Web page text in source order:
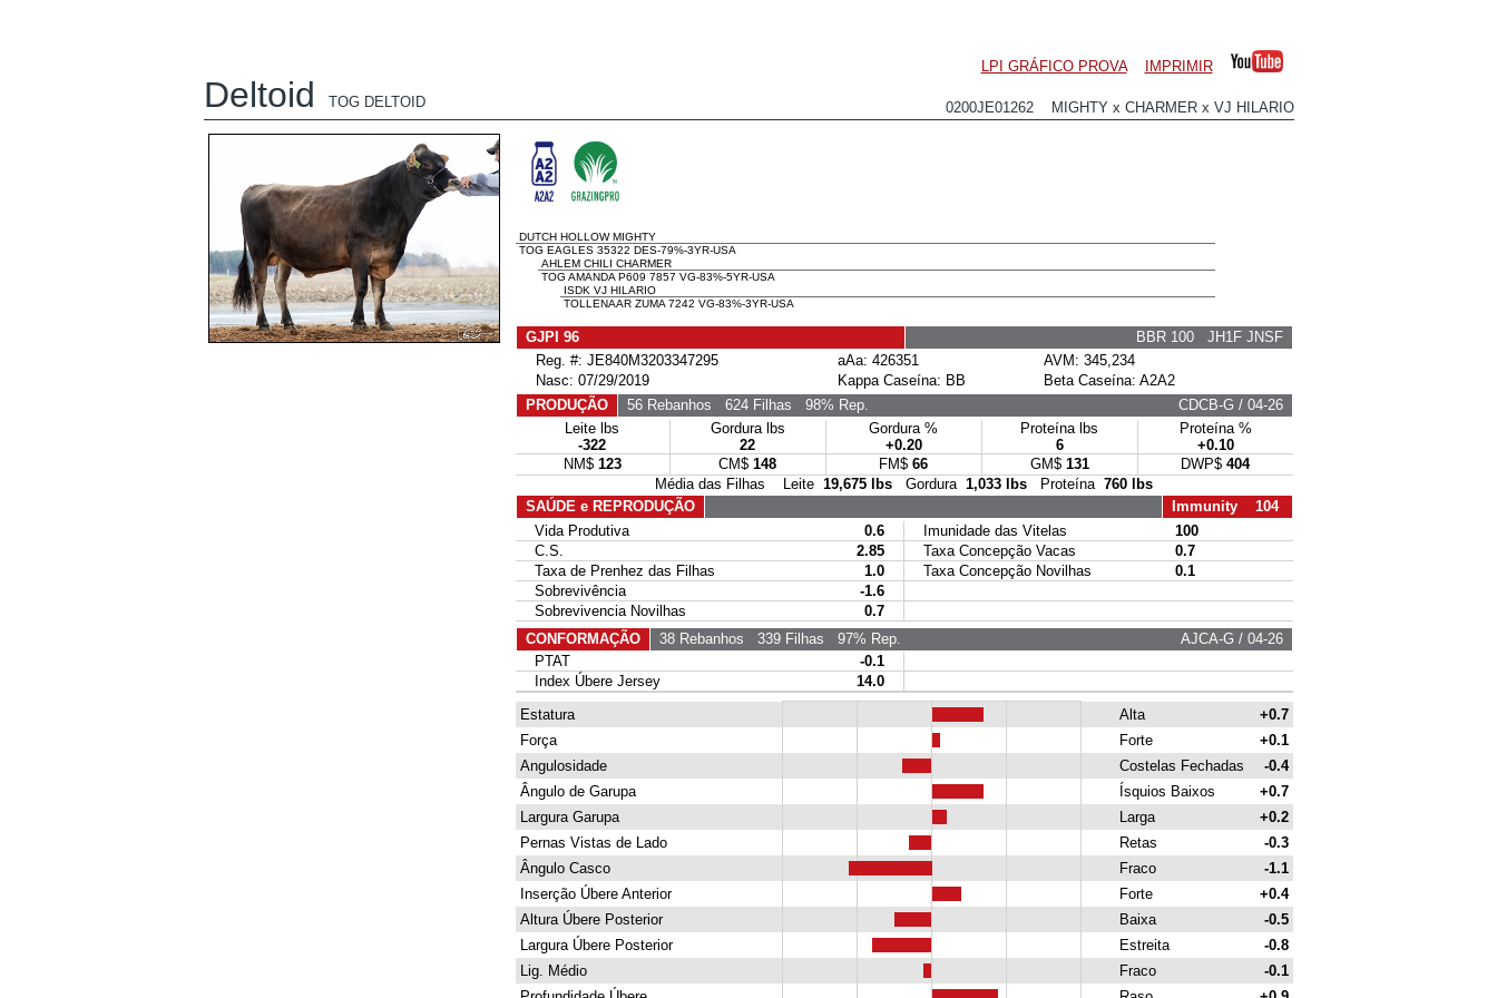
LPI GRÁFICO PROVA IMPRIMIR
Deltoid TOG DELTOID 0200JE01262 MIGHTY x CHARMER x VJ HILARIO
DUTCH HOLLOW MIGHTY
TOG EAGLES 35322 DES-79%-3YR-USA
AHLEM CHILI CHARMER
TOG AMANDA P609 7857 VG-83%-5YR-USA
ISDK VJ HILARIO
TOLLENAAR ZUMA 7242 VG-83%-3YR-USA
GJPI 96
BBR 100 JH1F JNSF
Reg. #: JE840M3203347295
aAa: 426351
AVM: 345,234
Nasc: 07/29/2019
Kappa Caseína: BB
Beta Caseína: A2A2
PRODUÇÃO
56 Rebanhos 624 Filhas 98% Rep.
CDCB-G / 04-26
Leite lbs
-322
Gordura lbs
22
Gordura %
+0.20
Proteína lbs
6
Proteína %
+0.10
NM$ 123 CM$ 148 FM$ 66 GM$ 131 DWP$ 404
Média das Filhas Leite 19,675 lbs Gordura 1,033 lbs Proteína 760 lbs
SAÚDE e REPRODUÇÃO
Immunity 104
Vida Produtiva
0.6 Imunidade das Vitelas
100
C.S.
2.85 Taxa Concepção Vacas
0.7
Taxa de Prenhez das Filhas
1.0 Taxa Concepção Novilhas
0.1
Sobrevivência
-1.6
Sobrevivencia Novilhas
0.7
CONFORMAÇÃO
38 Rebanhos 339 Filhas 97% Rep.
AJCA-G / 04-26
PTAT
-0.1
Index Úbere Jersey
14.0
Estatura
Alta
+0.7
Força
Forte
+0.1
Angulosidade
Costelas Fechadas
-0.4
Ângulo de Garupa
Ísquios Baixos
+0.7
Largura Garupa
Larga
+0.2
Pernas Vistas de Lado
Retas
-0.3
Ângulo Casco
Fraco
-1.1
Inserção Úbere Anterior
Forte
+0.4
Altura Úbere Posterior
Baixa
-0.5
Largura Úbere Posterior
Estreita
-0.8
Lig. Médio
Fraco
-0.1